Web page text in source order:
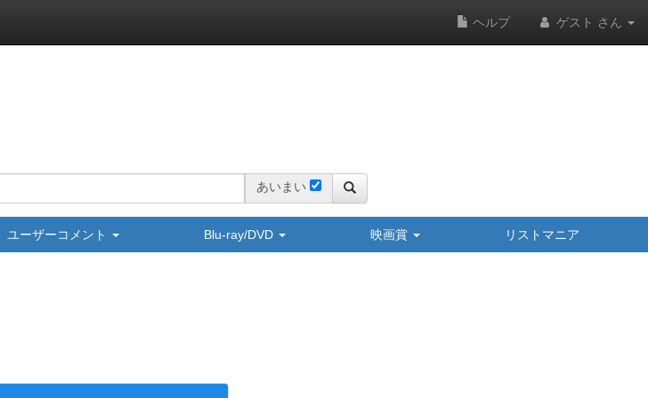
ヘルプ ゲスト さん
あいまい
ユーザーコメント Blu-ray/DVD 映画賞 リストマニア